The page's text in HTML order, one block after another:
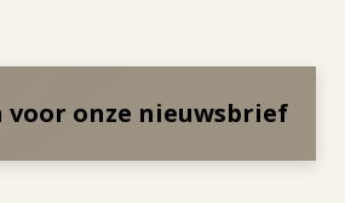
voor onze nieuwsbrief